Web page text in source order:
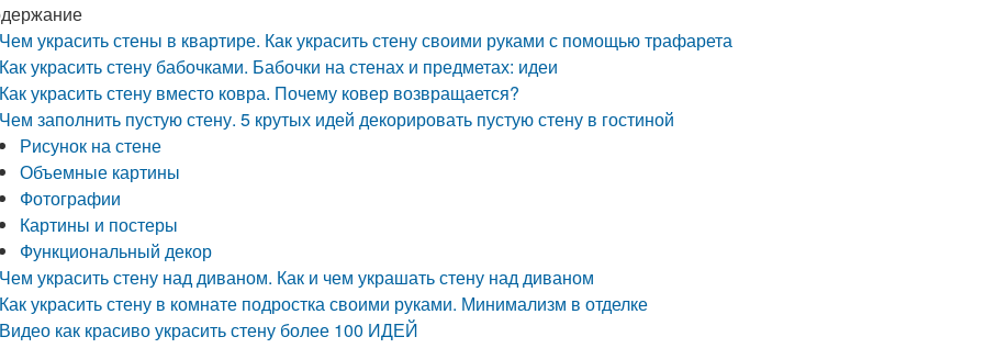
Чем украсить стены в квартире. Как украсить стену своими руками с помощью трафарета
Как украсить стену бабочками. Бабочки на стенах и предметах: идеи
Как украсить стену вместо ковра. Почему ковер возвращается?
Чем заполнить пустую стену. 5 крутых идей декорировать пустую стену в гостиной
Рисунок на стене
Объемные картины
Фотографии
Картины и постеры
Функциональный декор
Чем украсить стену над диваном. Как и чем украшать стену над диваном
Как украсить стену в комнате подростка своими руками. Минимализм в отделке
Видео как красиво украсить стену более 100 ИДЕЙ